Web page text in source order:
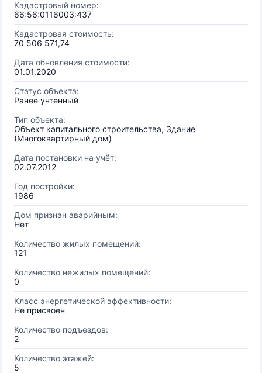
Кадастровый номер:
66:56:0116003:437
Кадастровая стоимость:
70 506 571,74
Дата обновления стоимости:
01.01.2020
Статус объекта:
Ранее учтенный
Тип объекта:
Объект капитального строительства, Здание
(Многоквартирный дом)
Дата постановки на учёт:
02.07.2012
Год постройки:
1986
Дом признан аварийным:
Нет
Количество жилых помещений:
121
Количество нежилых помещений:
0
Класс энергетической эффективности:
Не присвоен
Количество подъездов:
2
Количество этажей:
5